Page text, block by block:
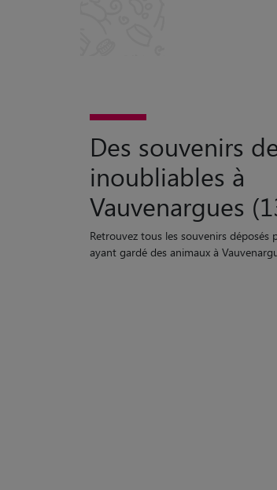
Des souvenirs
inoubliables à
Vauvenargues
Retrouvez tous les souvenirs déposés
ayant gardé des animaux à